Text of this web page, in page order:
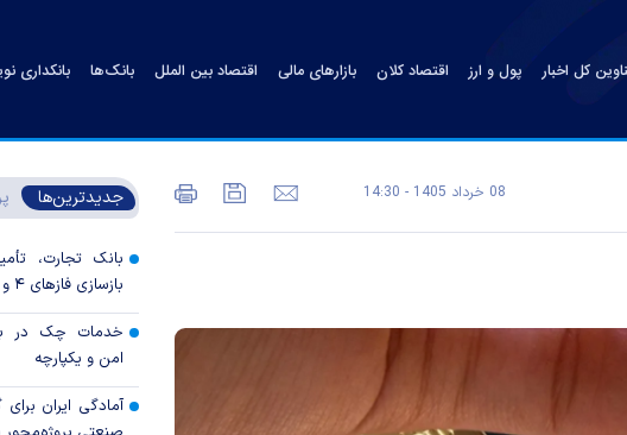
کل اخبار پول و ارز اقتصاد کلان بازارهای مالی اقتصاد بین الملل بانک‌ها بانکداری
08 خرداد 1405 - 14:30 جدیدترین‌ها
بانک تجارت،
بازسازی فاز‌های ۴ و ۵ پارس جنوبی
خدمات چک در
امن و یکپارچه
آمادگی ایران